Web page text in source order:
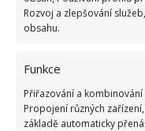
Rozvoj a zlepšování
obsahu.
Funkce
Přiřazování a
Propojení různých
základě automaticky